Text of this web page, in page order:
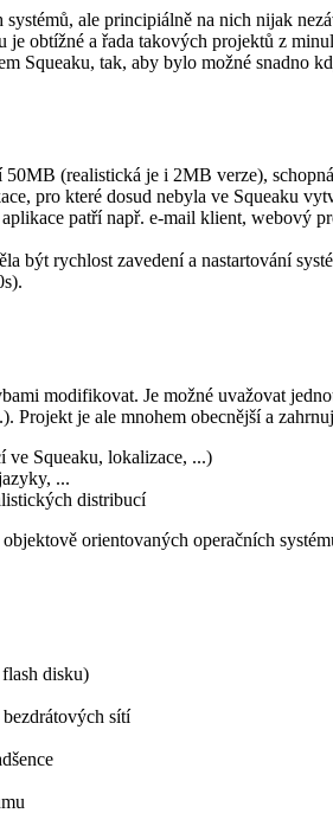
ale principiálně na nich nijak
obtížné a řada takových projektů z
Squeaku, tak, aby bylo možné snadno
(realistická je i 2MB verze),
pro které dosud nebyla ve Squeaku
patří např. e-mail klient, webový
být rychlost zavedení a nastartování
modifikovat. Je možné uvažovat
Projekt je ale mnohem obecnější a
ve Squeaku, lokalizace, ...)
...
distribucí
orientovaných operačních
disku)
sítí